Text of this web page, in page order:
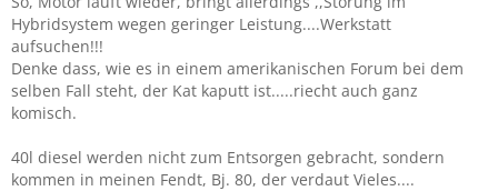
Hybridsystem wegen geringer Leistung....Werkstatt
aufsuchen!!!
Denke dass, wie es in einem amerikanischen Forum bei dem
selben Fall steht, der Kat kaputt ist.....riecht auch ganz
komisch.
40l diesel werden nicht zum Entsorgen gebracht, sondern
kommen in meinen Fendt, Bj. 80, der verdaut Vieles....